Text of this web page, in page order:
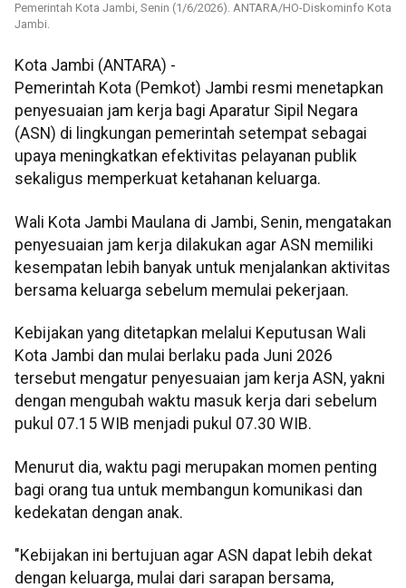
Pemerintah Kota Jambi, Senin (1/6/2026). ANTARA/HO-Diskominfo Kota
Jambi.
Kota Jambi (ANTARA) -
Pemerintah Kota (Pemkot) Jambi resmi menetapkan
penyesuaian jam kerja bagi Aparatur Sipil Negara
(ASN) di lingkungan pemerintah setempat sebagai
upaya meningkatkan efektivitas pelayanan publik
sekaligus memperkuat ketahanan keluarga.
Wali Kota Jambi Maulana di Jambi, Senin, mengatakan
penyesuaian jam kerja dilakukan agar ASN memiliki
kesempatan lebih banyak untuk menjalankan aktivitas
bersama keluarga sebelum memulai pekerjaan.
Kebijakan yang ditetapkan melalui Keputusan Wali
Kota Jambi dan mulai berlaku pada Juni 2026
tersebut mengatur penyesuaian jam kerja ASN, yakni
dengan mengubah waktu masuk kerja dari sebelum
pukul 07.15 WIB menjadi pukul 07.30 WIB.
Menurut dia, waktu pagi merupakan momen penting
bagi orang tua untuk membangun komunikasi dan
kedekatan dengan anak.
"Kebijakan ini bertujuan agar ASN dapat lebih dekat
dengan keluarga, mulai dari sarapan bersama,